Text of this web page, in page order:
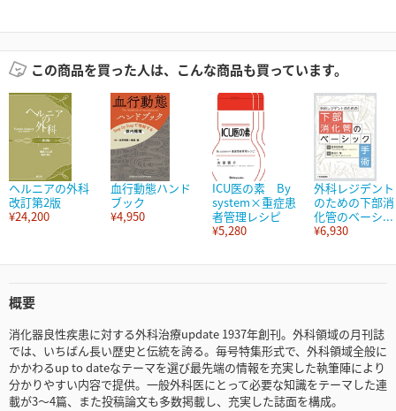
この商品を買った人は、こんな商品も買っています。
ヘルニアの外科
改訂第2版
¥24,200
血行動態ハンド
ブック
¥4,950
ICU医の素 By
system×重症患
者管理レシピ
¥5,280
外科レジデント
のための下部消
化管のベーシ...
¥6,930
概要
消化器良性疾患に対する外科治療update 1937年創刊。外科領域の月刊誌
では、いちばん長い歴史と伝統を誇る。毎号特集形式で、外科領域全般に
かかわるup to dateなテーマを選び最先端の情報を充実した執筆陣により
分かりやすい内容で提供。一般外科医にとって必要な知識をテーマした連
載が3～4篇、また投稿論文も多数掲載し、充実した誌面を構成。